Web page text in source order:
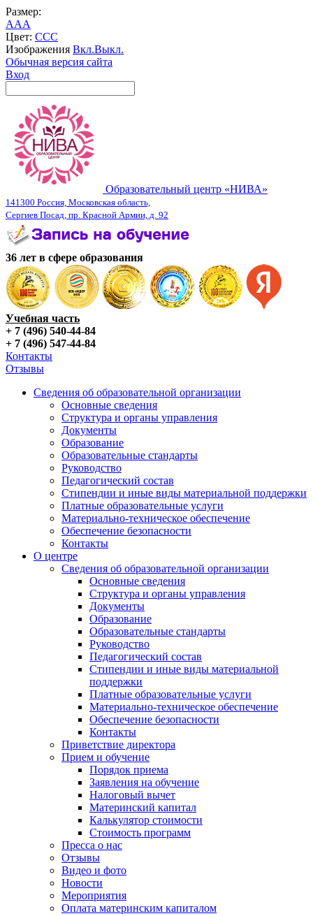
Размер:
AAA
Цвет: CCC
Изображения Вкл.Выкл.
Обычная версия сайта
Вход
Образовательный центр «НИВА»
141300 Россия, Московская область,
Сергиев Посад, пр. Красной Армии, д. 92
36 лет в сфере образования
Учебная часть
+ 7 (496) 540-44-84
+ 7 (496) 547-44-84
Контакты
Отзывы
Сведения об образовательной организации
Основные сведения
Структура и органы управления
Документы
Образование
Образовательные стандарты
Руководство
Педагогический состав
Стипендии и иные виды материальной поддержки
Платные образовательные услуги
Материально-техническое обеспечение
Обеспечение безопасности
Контакты
О центре
Сведения об образовательной организации
Основные сведения
Структура и органы управления
Документы
Образование
Образовательные стандарты
Руководство
Педагогический состав
Стипендии и иные виды материальной
поддержки
Платные образовательные услуги
Материально-техническое обеспечение
Обеспечение безопасности
Контакты
Приветствие директора
Прием и обучение
Порядок приема
Заявления на обучение
Налоговый вычет
Материнский капитал
Калькулятор стоимости
Стоимость программ
Пресса о нас
Отзывы
Видео и фото
Новости
Мероприятия
Оплата материнским капиталом